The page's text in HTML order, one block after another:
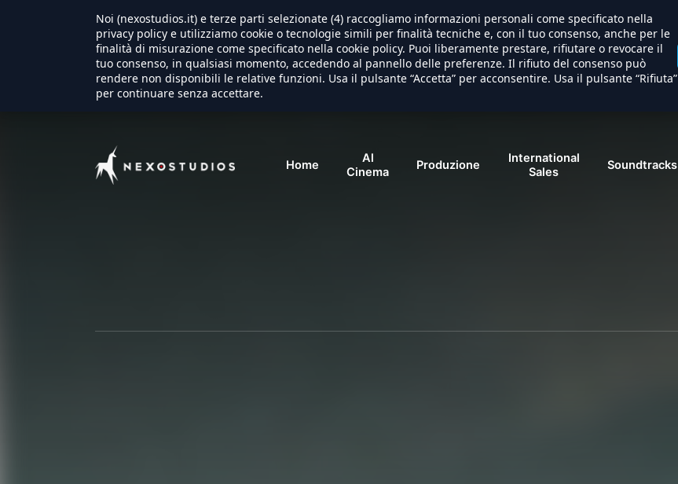
Home
Al
Cinema
Produzione
International
Sales
Soundtracks
Noi (nexostudios.it) e terze parti selezionate (4) raccogliamo informazioni personali come specificato nella
privacy policy e utilizziamo cookie o tecnologie simili per finalità tecniche e, con il tuo consenso, anche per le
finalità di misurazione come specificato nella cookie policy. Puoi liberamente prestare, rifiutare o revocare il
tuo consenso, in qualsiasi momento, accedendo al pannello delle preferenze. Il rifiuto del consenso può
rendere non disponibili le relative funzioni. Usa il pulsante “Accetta” per acconsentire. Usa il pulsante “Rifiuta”
per continuare senza accettare.